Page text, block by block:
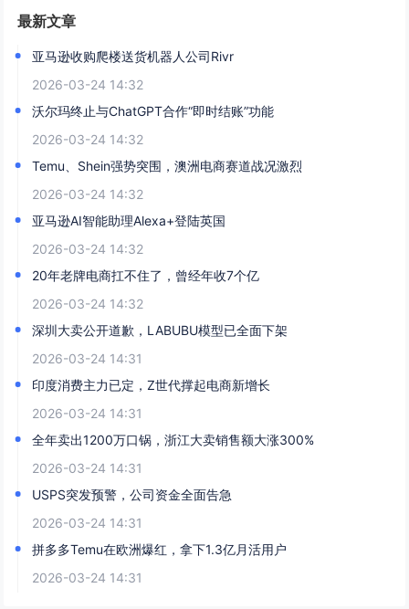
最新文章
亚马逊收购爬楼送货机器人公司Rivr
2026-03-24 14:32
沃尔玛终止与ChatGPT合作“即时结账”功能
2026-03-24 14:32
Temu、Shein强势突围，澳洲电商赛道战况激烈
2026-03-24 14:32
亚马逊AI智能助理Alexa+登陆英国
2026-03-24 14:32
20年老牌电商扛不住了，曾经年收7个亿
2026-03-24 14:32
深圳大卖公开道歉，LABUBU模型已全面下架
2026-03-24 14:31
印度消费主力已定，Z世代撑起电商新增长
2026-03-24 14:31
全年卖出1200万口锅，浙江大卖销售额大涨300%
2026-03-24 14:31
USPS突发预警，公司资金全面告急
2026-03-24 14:31
拼多多Temu在欧洲爆红，拿下1.3亿月活用户
2026-03-24 14:31